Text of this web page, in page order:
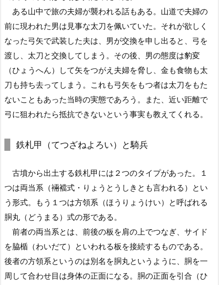
ある山中で旅の夫婦が襲われる話もある。山道で夫婦の
前に現われた男は見事な太刀を佩いていた。それが欲しく
なった弓矢で武装した夫は、男が交換を申し出ると、弓を
渡し、太刀と交換してしまう。その後、男の態度は豹変
（ひょうへん）して矢をつがえ夫婦を脅し、金も食物も太
刀も持ち去ってしまう。これも弓矢をもつ者は太刀をもた
ないこともあった当時の実態であろう。また、近い距離で
弓に狙われたら抵抗できないという事実も教えてくれる。
鉄札甲（てつざねよろい）と騎兵
古墳から出土する鉄札甲には２つのタイプがあった。１
つは両当系（裲襠式・りょうとうしきとも言われる）とい
う形式。もう１つは方領系（ほうりょうけい）と呼ばれる
胴丸（どうまる）式の形である。
前者の両当系とは、前後の板を肩の上でつなぎ、サイド
を脇楯（わいだて）といわれる板を接続するものである。
後者の方領系というのは別名を胴丸というように、胴を一
周して合わせ目は身体の正面になる。胴の正面を引合（ひ